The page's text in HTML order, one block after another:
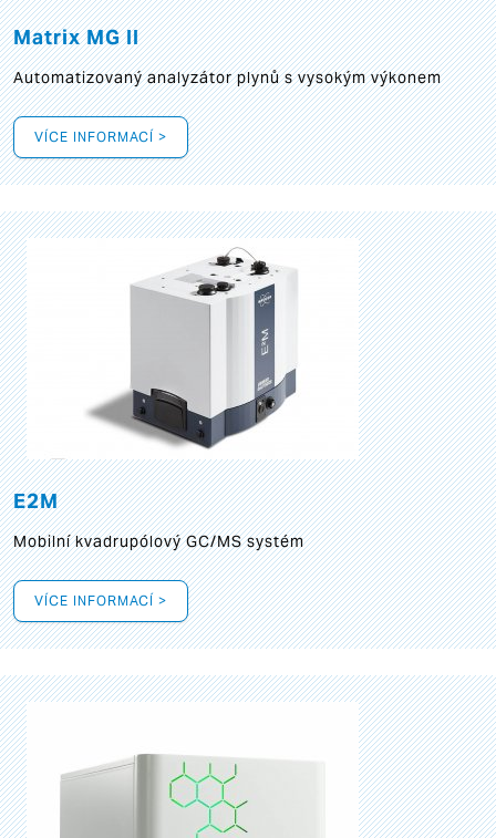
Matrix MG II
Automatizovaný analyzátor plynů s vysokým výkonem
VÍCE INFORMACÍ >
E2M
Mobilní kvadrupólový GC/MS systém
VÍCE INFORMACÍ >